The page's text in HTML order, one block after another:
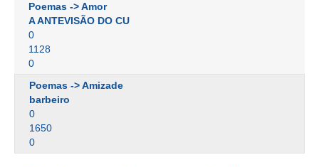
Poemas -> Amor
A ANTEVISÃO DO CU
0
1128
0
Poemas -> Amizade
barbeiro
0
1650
0